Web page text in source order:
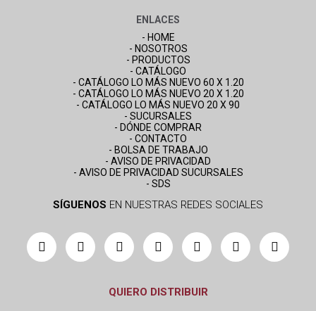
ENLACES
- HOME
- NOSOTROS
- PRODUCTOS
- CATÁLOGO
- CATÁLOGO LO MÁS NUEVO 60 X 1.20
- CATÁLOGO LO MÁS NUEVO 20 X 1.20
- CATÁLOGO LO MÁS NUEVO 20 X 90
- SUCURSALES
- DÓNDE COMPRAR
- CONTACTO
- BOLSA DE TRABAJO
- AVISO DE PRIVACIDAD
- AVISO DE PRIVACIDAD SUCURSALES
- SDS
SÍGUENOS EN NUESTRAS REDES SOCIALES
QUIERO DISTRIBUIR